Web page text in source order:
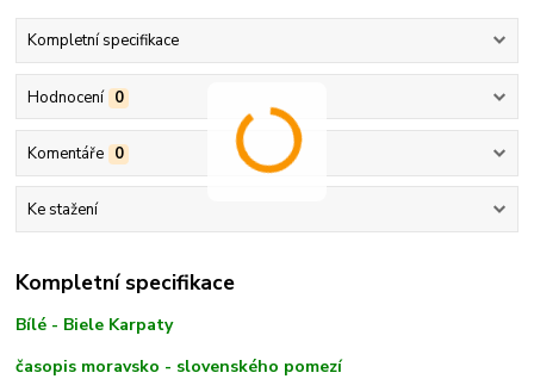
Kompletní specifikace
Hodnocení 0
Komentáře 0
Ke stažení
Kompletní specifikace
Bílé - Biele Karpaty
časopis moravsko - slovenského pomezí